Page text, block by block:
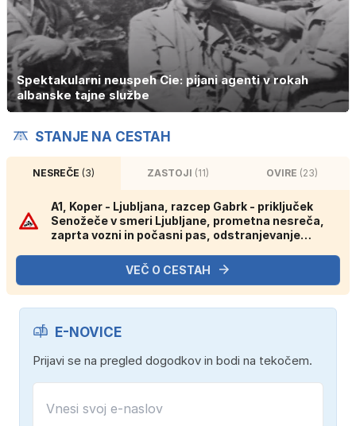
Spektakularni neuspeh Cie: pijani agenti v rokah
albanske tajne službe
STANJE NA CESTAH
NESREČE (3) ZASTOJI (11) OVIRE (23)
A1, Koper - Ljubljana, razcep Gabrk - priključek
Senožeče v smeri Ljubljane, prometna nesreča,
zaprta vozni in počasni pas, odstranjevanje
VEČ O CESTAH
E-NOVICE
Prijavi se na pregled dogodkov in bodi na tekočem.